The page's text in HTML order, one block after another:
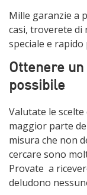
Mille garanzie a
casi, troverete di
speciale e rapido
Ottenere
possibile
Valutate le
maggior parte
misura che non
cercare sono
Provate a
deludono